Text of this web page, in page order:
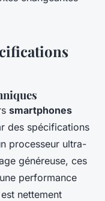
smartphones
des spécifications
processeur ultra-
généreuse, ces
performance
nettement